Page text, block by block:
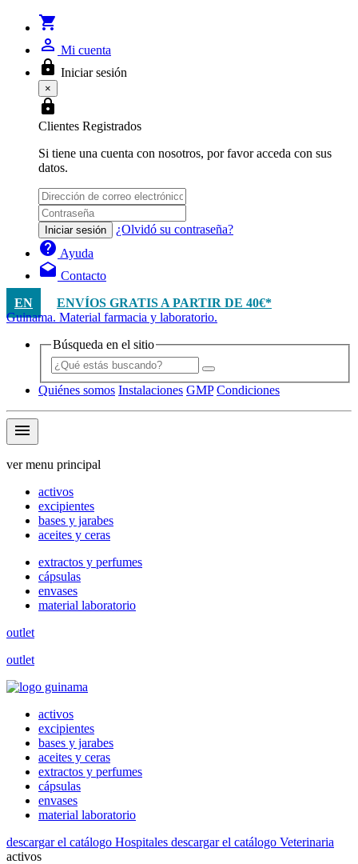
shopping_cart
person_outline Mi cuenta
lock Iniciar sesión
×
lock
Clientes Registrados
Si tiene una cuenta con nosotros, por favor acceda con sus
datos.
Iniciar sesión ¿Olvidó su contraseña?
help Ayuda
drafts Contacto
EN
ENVÍOS GRATIS A PARTIR DE 40€*
Guinama. Material farmacia y laboratorio.
Búsqueda en el sitio
Quiénes somos Instalaciones GMP Condiciones
menu
ver menu principal
activos
excipientes
bases y jarabes
aceites y ceras
extractos y perfumes
cápsulas
envases
material laboratorio
outlet
outlet
activos
excipientes
bases y jarabes
aceites y ceras
extractos y perfumes
cápsulas
envases
material laboratorio
descargar el catálogo Hospitales descargar el catálogo Veterinaria
activos